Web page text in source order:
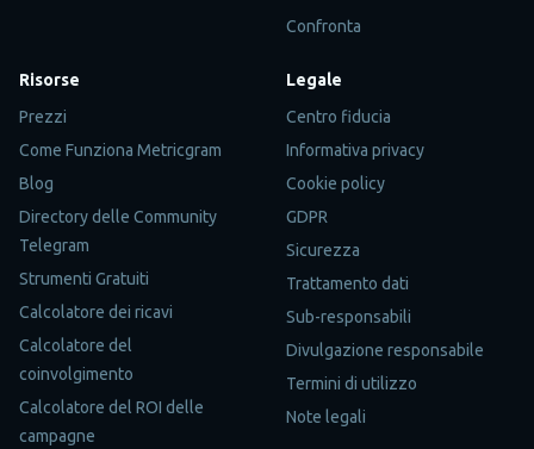
Confronta
Risorse
Prezzi
Come Funziona Metricgram
Blog
Directory delle Community
Telegram
Strumenti Gratuiti
Calcolatore dei ricavi
Calcolatore del
coinvolgimento
Calcolatore del ROI delle
campagne
Legale
Centro fiducia
Informativa privacy
Cookie policy
GDPR
Sicurezza
Trattamento dati
Sub-responsabili
Divulgazione responsabile
Termini di utilizzo
Note legali